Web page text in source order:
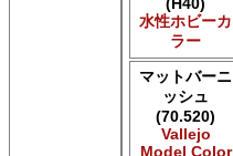
(H40)
水性ホビーカ
ラー
マットバーニ
ッシュ
(70.520)
Vallejo
Model Color